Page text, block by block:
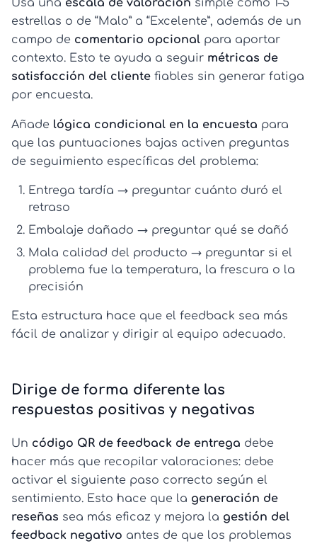
estrellas o de “Malo” a “Excelente”, además de un
campo de comentario opcional para aportar
contexto. Esto te ayuda a seguir métricas de
satisfacción del cliente fiables sin generar fatiga
por encuesta.
Añade lógica condicional en la encuesta para
que las puntuaciones bajas activen preguntas
de seguimiento específicas del problema:
Entrega tardía → preguntar cuánto duró el
retraso
Embalaje dañado → preguntar qué se dañó
Mala calidad del producto → preguntar si el
problema fue la temperatura, la frescura o la
precisión
Esta estructura hace que el feedback sea más
fácil de analizar y dirigir al equipo adecuado.
Dirige de forma diferente las
respuestas positivas y negativas
Un código QR de feedback de entrega debe
hacer más que recopilar valoraciones: debe
activar el siguiente paso correcto según el
sentimiento. Esto hace que la generación de
reseñas sea más eficaz y mejora la gestión del
feedback negativo antes de que los problemas